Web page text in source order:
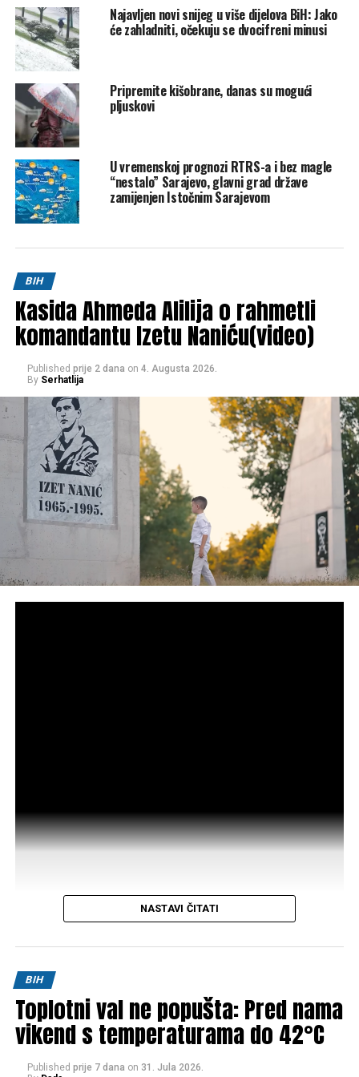
Mail
POVEZANE TEME:
UP NEXT
Čović u Banjaluci: Važno nastaviti saradnju sa
predstavnicima vlasti u RS-u
DON'T MISS
Softić: Vrijeme je za smjenu Čovića i Špirića u Domu
naroda PSBiH, Ademović nije neuk
Najavljen novi snijeg u više dijelova BiH: Jako
će zahladniti, očekuju se dvocifreni minusi
Pripremite kišobrane, danas su mogući
pljuskovi
U vremenskoj prognozi RTRS-a i bez magle
“nestalo” Sarajevo, glavni grad države
zamijenjen Istočnim Sarajevom
BIH
Kasida Ahmeda Alilija o rahmetli
komandantu Izetu Naniću(video)
Published prije 2 dana on 4. Augusta 2026.
By Serhatlija
Tweet Share
Mail
NASTAVI ČITATI
BIH
Toplotni val ne popušta: Pred nama
vikend s temperaturama do 42°C
Published prije 7 dana on 31. Jula 2026.